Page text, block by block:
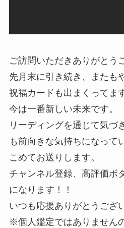
ご訪問いただきありがとう
先月末に引き続き、またも
祝福カードも出まくってま
今は一番新しい未来です。
リーディングを通じて気づ
も前向きな気持ちになって
こめてお送りします。
チャンネル登録、高評価ボ
になります！！
いつも応援ありがとうござ
※個人鑑定ではありません